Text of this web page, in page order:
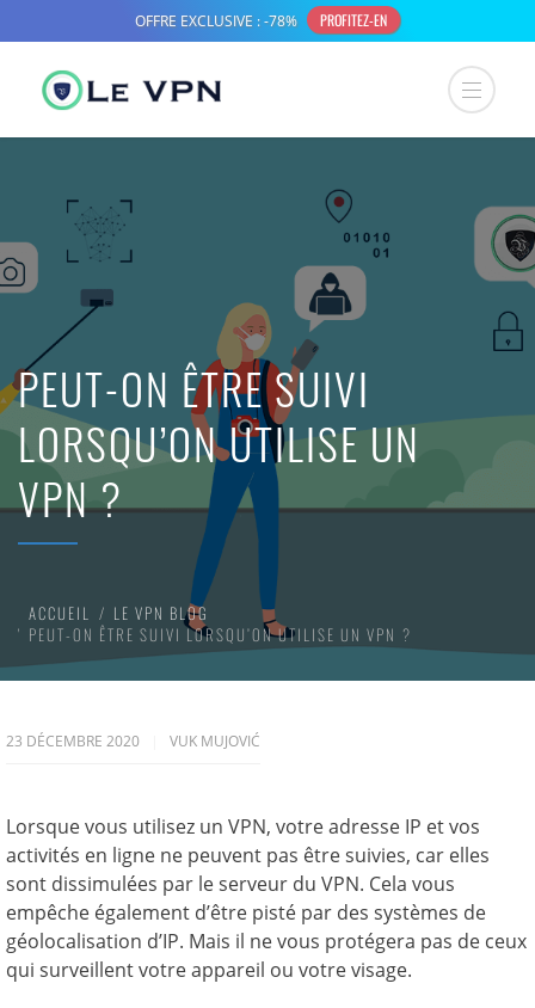
PEUT-ON ÊTRE SUIVI
LORSQU’ON UTILISE UN
VPN ?
ACCUEIL
LE VPN BLOG
PEUT-ON ÊTRE SUIVI LORSQU’ON UTILISE UN VPN ?
23 DÉCEMBRE 2020 VUK MUJOVIĆ
Lorsque vous utilisez un VPN, votre adresse IP et vos
activités en ligne ne peuvent pas être suivies, car elles
sont dissimulées par le serveur du VPN. Cela vous
empêche également d’être pisté par des systèmes de
géolocalisation d’IP. Mais il ne vous protégera pas de ceux
qui surveillent votre appareil ou votre visage.